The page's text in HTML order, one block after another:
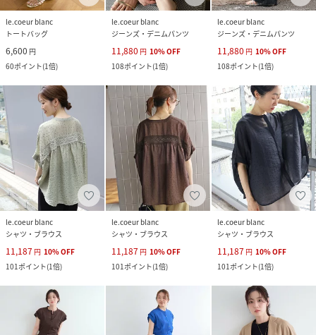
le.coeur blanc
トートバッグ
6,600 円
60ポイント(1倍)
le.coeur blanc
ジーンズ・デニムパンツ
11,880 円 10%OFF
108ポイント(1倍)
le.coeur blanc
ジーンズ・デニムパンツ
11,880 円 10%OFF
108ポイント(1倍)
le.coeur blanc
シャツ・ブラウス
11,187 円 10%OFF
101ポイント(1倍)
le.coeur blanc
シャツ・ブラウス
11,187 円 10%OFF
101ポイント(1倍)
le.coeur blanc
シャツ・ブラウス
11,187 円 10%OFF
101ポイント(1倍)